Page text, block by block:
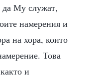
да Му служат,
намерения и
на хора, които
Това
и